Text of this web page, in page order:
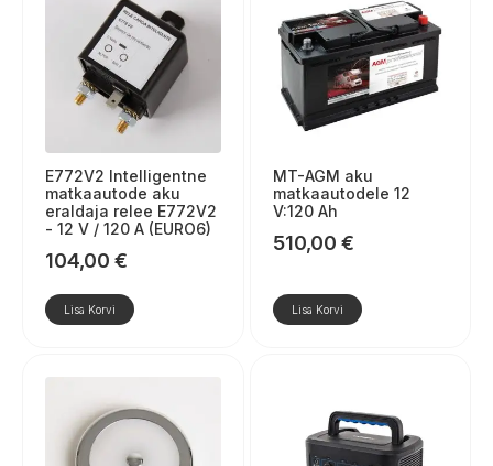
E772V2 Intelligentne
matkaautode aku
eraldaja relee E772V2
- 12 V / 120 A (EURO6)
104,00 €
Lisa Korvi
MT-AGM aku
matkaautodele 12
V:120 Ah
510,00 €
Lisa Korvi